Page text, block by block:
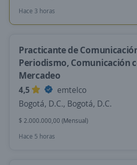
Hace 3 horas
Practicante de
Periodismo, Comunicación
Mercadeo
4,5
emtelco
Bogotá, D.C., Bogotá, D.C.
$ 2.000.000,00 (Mensual)
Hace 5 horas